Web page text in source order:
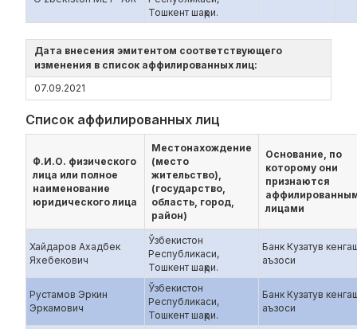
Тошкент шаҳри.
Дата внесения эмитентом соответствующего
изменения в список аффилированных лиц:
07.09.2021
Список аффилированных лиц
Ф.И.О. физического
лица или полное
наименование
юридического лица
Местонахождение
(место
жительство),
(государство,
область, город,
район)
Основание, по
которому они
признаются
лицами
Хайдаров Ахадбек
Яхебекович
Ўзбекистон
Республикаси,
Тошкент шаҳри.
Банк Кузатув
аъзоси
Рустамов Эркин
Эркамович
Ўзбекистон
Республикаси,
Тошкент шаҳри.
Банк Кузатув
аъзоси